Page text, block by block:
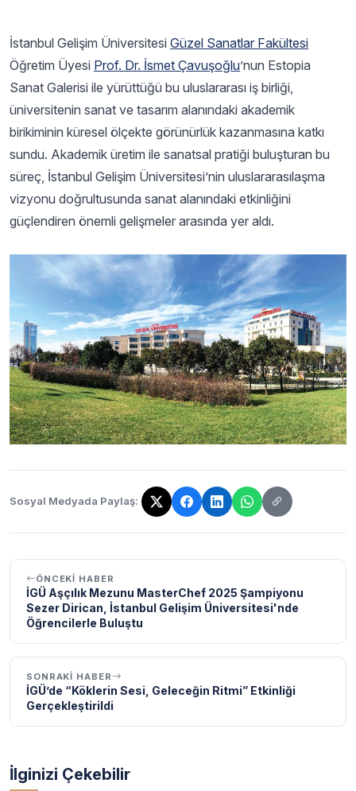
İstanbul Gelişim Üniversitesi Güzel Sanatlar Fakültesi
Öğretim Üyesi Prof. Dr. İsmet Çavuşoğlu’nun Estopia
Sanat Galerisi ile yürüttüğü bu uluslararası iş birliği,
üniversitenin sanat ve tasarım alanındaki akademik
birikiminin küresel ölçekte görünürlük kazanmasına katkı
sundu. Akademik üretim ile sanatsal pratiği buluşturan bu
süreç, İstanbul Gelişim Üniversitesi’nin uluslararasılaşma
vizyonu doğrultusunda sanat alanındaki etkinliğini
güçlendiren önemli gelişmeler arasında yer aldı.
Sosyal Medyada Paylaş:
Bağlantı kopyalandı!
ÖNCEKI HABER
İGÜ Aşçılık Mezunu MasterChef 2025 Şampiyonu
Sezer Dirican, İstanbul Gelişim Üniversitesi'nde
Öğrencilerle Buluştu
SONRAKI HABER
İGÜ’de “Köklerin Sesi, Geleceğin Ritmi” Etkinliği
Gerçekleştirildi
İlginizi Çekebilir